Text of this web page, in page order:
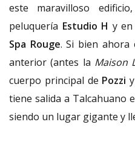
este maravilloso
peluquería Estudio H y
Spa Rouge. Si bien ahora
anterior (antes la Maison
cuerpo principal de Pozzi
tiene salida a Talcahuano
siendo un lugar gigante y